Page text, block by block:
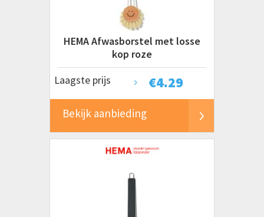
HEMA Afwasborstel met losse
kop roze
€4.29
Laagste prijs
Bekijk aanbieding